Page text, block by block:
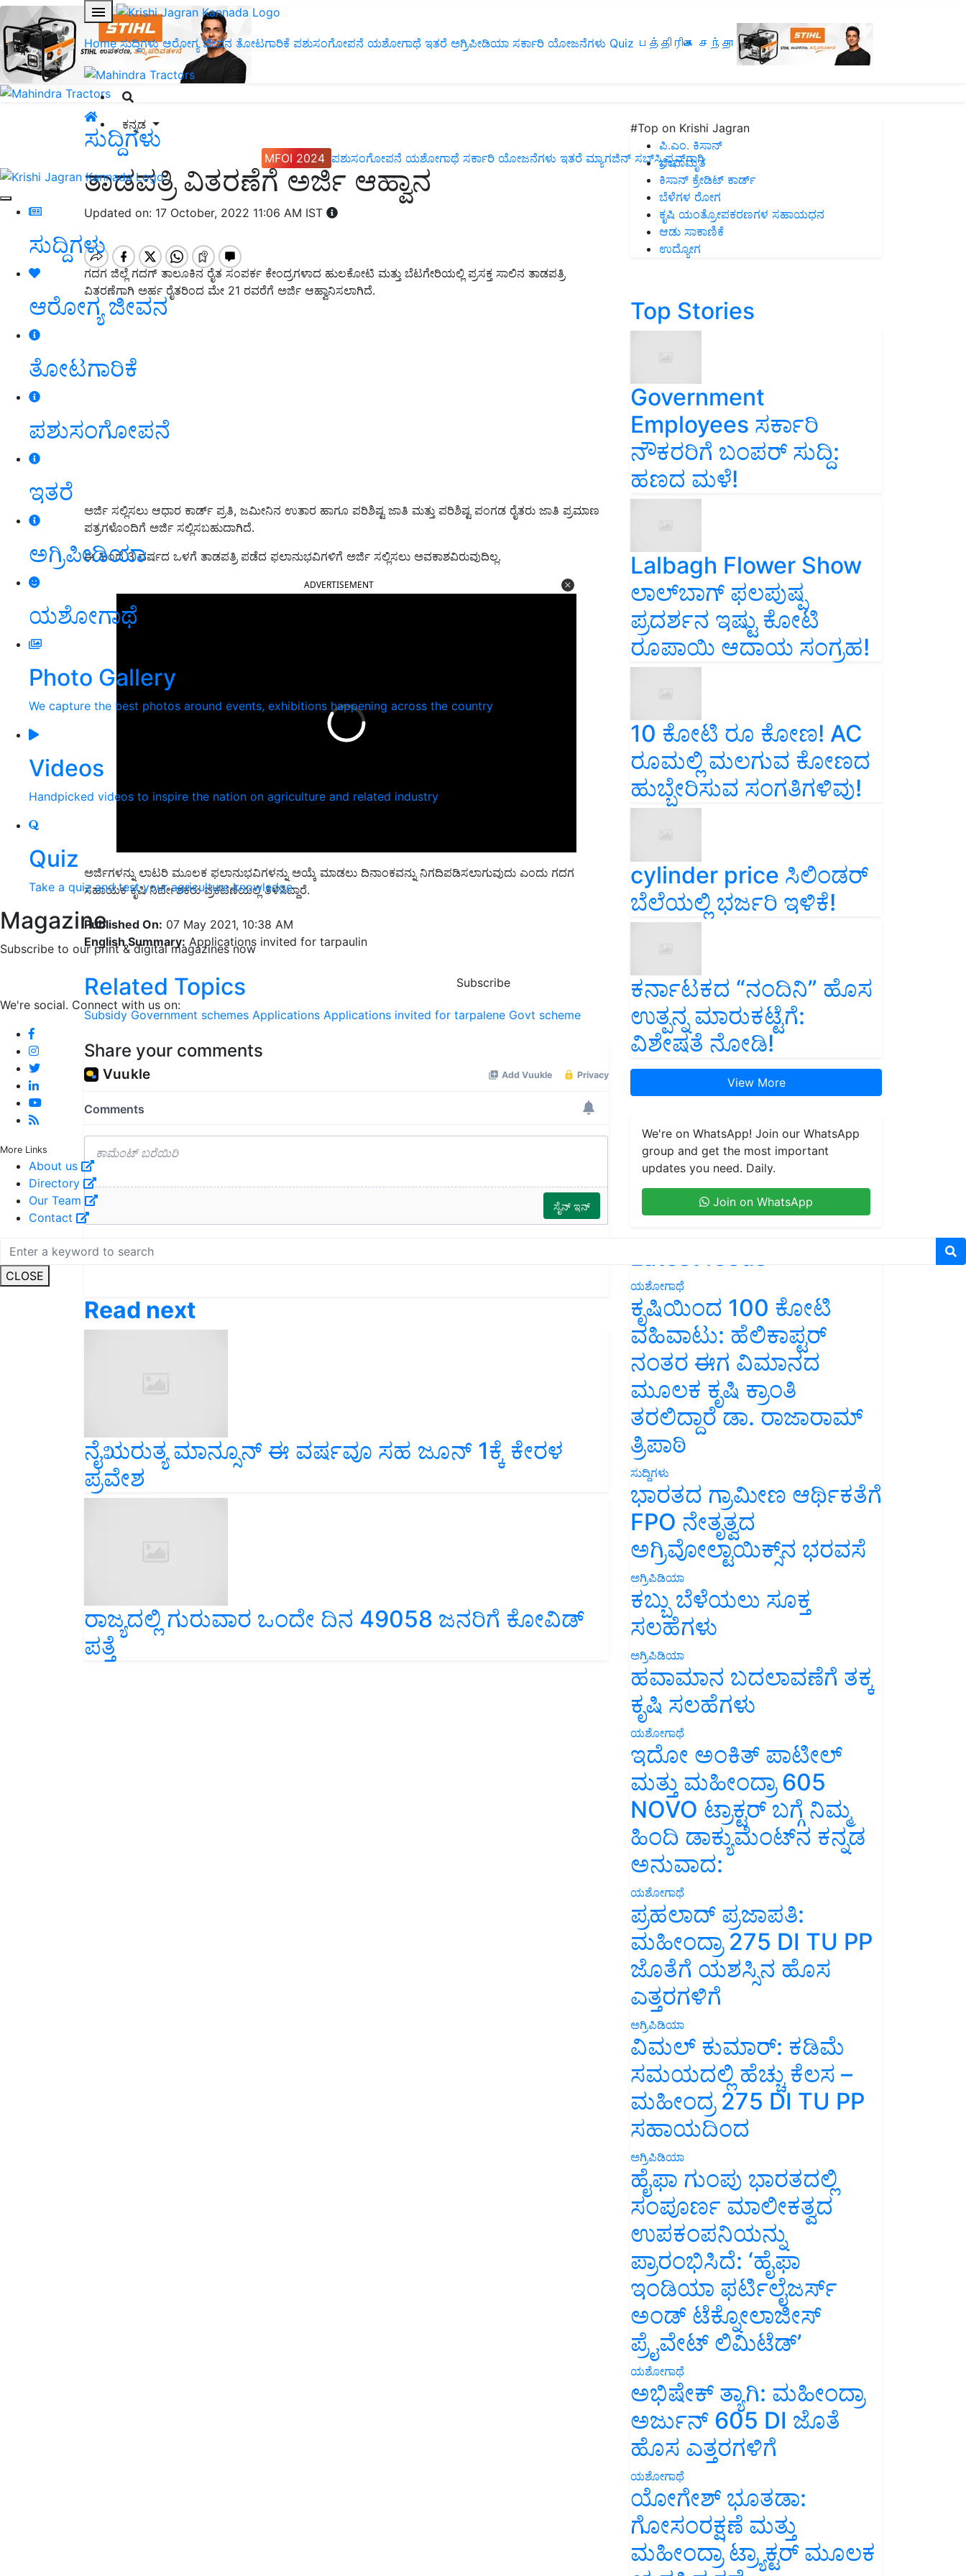
Home ಸುದ್ದಿಗಳು ಆರೋಗ್ಯ ಜೀವನ ತೋಟಗಾರಿಕೆ ಪಶುಸಂಗೋಪನೆ ಯಶೋಗಾಥೆ ಇತರೆ ಅಗ್ರಿಪೀಡಿಯಾ ಸರ್ಕಾರಿ ಯೋಜನೆಗಳು Quiz பத்திரிகை சந்தா
ಕನ್ನಡ
MFOI 2024 ಪಶುಸಂಗೋಪನೆ ಯಶೋಗಾಥೆ ಸರ್ಕಾರಿ ಯೋಜನೆಗಳು ಇತರೆ ಮ್ಯಾಗಜಿನ್‌ ಸಬ್‌ಸ್ಕ್ರಿಪ್ಷನ್‌ಗಾಗಿ
ಸುದ್ದಿಗಳು
ಆರೋಗ್ಯ ಜೀವನ
ತೋಟಗಾರಿಕೆ
ಪಶುಸಂಗೋಪನೆ
ಇತರೆ
ಅಗ್ರಿಪೀಡಿಯಾ
ಯಶೋಗಾಥೆ
Photo Gallery
We capture the best photos around events, exhibitions happening across the country
Videos
Handpicked videos to inspire the nation on agriculture and related industry
Quiz
Take a quiz and test your agriculture knowledge
Magazine
Subscribe to our print & digital magazines now
Subscribe
We're social. Connect with us on:
More Links
About us
Directory
Our Team
Contact
CLOSE
ಸುದ್ದಿಗಳು
ತಾಡಪತ್ರಿ ವಿತರಣೆಗೆ ಅರ್ಜಿ ಆಹ್ವಾನ
Updated on: 17 October, 2022 11:06 AM IST
ಗದಗ ಜಿಲ್ಲೆ ಗದಗ್ ತಾಲೂಕಿನ ರೈತ ಸಂಪರ್ಕ ಕೇಂದ್ರಗಳಾದ ಹುಲಕೋಟಿ ಮತ್ತು ಬೆಟಗೇರಿಯಲ್ಲಿ ಪ್ರಸಕ್ತ ಸಾಲಿನ ತಾಡಪತ್ರಿ
ವಿತರಣೆಗಾಗಿ ಅರ್ಹ ರೈತರಿಂದ ಮೇ 21 ರವರೆಗೆ ಅರ್ಜಿ ಆಹ್ವಾನಿಸಲಾಗಿದೆ.
ಅರ್ಜಿ ಸಲ್ಲಿಸಲು ಆಧಾರ ಕಾರ್ಡ್ ಪ್ರತಿ, ಜಮೀನಿನ ಉತಾರ ಹಾಗೂ ಪರಿಶಿಷ್ಟ ಜಾತಿ ಮತ್ತು ಪರಿಶಿಷ್ಟ ಪಂಗಡ ರೈತರು ಜಾತಿ ಪ್ರಮಾಣ
ಪತ್ರಗಳೊಂದಿಗೆ ಅರ್ಜಿ ಸಲ್ಲಿಸಬಹುದಾಗಿದೆ.
ಈ ಹಿಂದೆ 3 ವರ್ಷದ ಒಳಗೆ ತಾಡಪತ್ರಿ ಪಡೆದ ಫಲಾನುಭವಿಗಳಿಗೆ ಅರ್ಜಿ ಸಲ್ಲಿಸಲು ಅವಕಾಶವಿರುವುದಿಲ್ಲ.
ADVERTISEMENT
ಅರ್ಜಿಗಳನ್ನು ಲಾಟರಿ ಮೂಲಕ ಫಲಾನುಭವಿಗಳನ್ನು ಅಯ್ಕೆ ಮಾಡಲು ದಿನಾಂಕವನ್ನು ನಿಗದಿಪಡಿಸಲಾಗುವುದು ಎಂದು ಗದಗ
ಸಹಾಯಕ ಕೃಷಿ ನಿರ್ದೇಶಕರು ಪ್ರಕಟಣೆಯಲ್ಲಿ ತಿಳಿಸಿದ್ದಾರೆ.
Published On: 07 May 2021, 10:38 AM
English Summary: Applications invited for tarpaulin
Related Topics
Subsidy Government schemes Applications Applications invited for tarpalene Govt scheme
Share your comments
Read next
ನೈಋರುತ್ಯ ಮಾನ್ಸೂನ್ ಈ ವರ್ಷವೂ ಸಹ ಜೂನ್ 1ಕ್ಕೆ ಕೇರಳ
ಪ್ರವೇಶ
ರಾಜ್ಯದಲ್ಲಿ ಗುರುವಾರ ಒಂದೇ ದಿನ 49058 ಜನರಿಗೆ ಕೋವಿಡ್
ಪತ್ತೆ
#Top on Krishi Jagran
ಪಿ.ಎಂ. ಕಿಸಾನ್
ಜೀವಾಮೃತ
ಕಿಸಾನ್ ಕ್ರೇಡಿಟ್ ಕಾರ್ಡ್
ಬೆಳೆಗಳ ರೋಗ
ಕೃಷಿ ಯಂತ್ರೋಪಕರಣಗಳ ಸಹಾಯಧನ
ಆಡು ಸಾಕಾಣಿಕೆ
ಉದ್ಯೋಗ
Top Stories
Government
Employees ಸರ್ಕಾರಿ
ನೌಕರರಿಗೆ ಬಂಪರ್‌ ಸುದ್ದಿ:
ಹಣದ ಮಳೆ!
Lalbagh Flower Show
ಲಾಲ್‌ಬಾಗ್ ಫಲಪುಷ್ಪ
ಪ್ರದರ್ಶನ ಇಷ್ಟು ಕೋಟಿ
ರೂಪಾಯಿ ಆದಾಯ ಸಂಗ್ರಹ!
10 ಕೋಟಿ ರೂ ಕೋಣ! AC
ರೂಮಲ್ಲಿ ಮಲಗುವ ಕೋಣದ
ಹುಬ್ಬೇರಿಸುವ ಸಂಗತಿಗಳಿವು!
cylinder price ಸಿಲಿಂಡರ್‌
ಬೆಲೆಯಲ್ಲಿ ಭರ್ಜರಿ ಇಳಿಕೆ!
ಕರ್ನಾಟಕದ “ನಂದಿನಿ” ಹೊಸ
ಉತ್ಪನ್ನ ಮಾರುಕಟ್ಟೆಗೆ:
ವಿಶೇಷತೆ ನೋಡಿ!
View More
We're on WhatsApp! Join our WhatsApp
group and get the most important
updates you need. Daily.
Join on WhatsApp
Latest feeds
ಯಶೋಗಾಥೆ
ಕೃಷಿಯಿಂದ 100 ಕೋಟಿ
ವಹಿವಾಟು: ಹೆಲಿಕಾಪ್ಟರ್
ನಂತರ ಈಗ ವಿಮಾನದ
ಮೂಲಕ ಕೃಷಿ ಕ್ರಾಂತಿ
ತರಲಿದ್ದಾರೆ ಡಾ. ರಾಜಾರಾಮ್
ತ್ರಿಪಾಠಿ
ಸುದ್ದಿಗಳು
ಭಾರತದ ಗ್ರಾಮೀಣ ಆರ್ಥಿಕತೆಗೆ
FPO ನೇತೃತ್ವದ
ಅಗ್ರಿವೋಲ್ಟಾಯಿಕ್ಸ್‌ನ ಭರವಸೆ
ಅಗ್ರಿಪಿಡಿಯಾ
ಕಬ್ಬು ಬೆಳೆಯಲು ಸೂಕ್ತ
ಸಲಹೆಗಳು
ಅಗ್ರಿಪಿಡಿಯಾ
ಹವಾಮಾನ ಬದಲಾವಣೆಗೆ ತಕ್ಕ
ಕೃಷಿ ಸಲಹೆಗಳು
ಯಶೋಗಾಥೆ
ಇದೋ ಅಂಕಿತ್ ಪಾಟೀಲ್
ಮತ್ತು ಮಹೀಂದ್ರಾ 605
NOVO ಟ್ರಾಕ್ಟರ್ ಬಗ್ಗೆ ನಿಮ್ಮ
ಹಿಂದಿ ಡಾಕ್ಯುಮೆಂಟ್‌ನ ಕನ್ನಡ
ಅನುವಾದ:
ಯಶೋಗಾಥೆ
ಪ್ರಹಲಾದ್ ಪ್ರಜಾಪತಿ:
ಮಹೀಂದ್ರಾ 275 DI TU PP
ಜೊತೆಗೆ ಯಶಸ್ಸಿನ ಹೊಸ
ಎತ್ತರಗಳಿಗೆ
ಅಗ್ರಿಪಿಡಿಯಾ
ವಿಮಲ್ ಕುಮಾರ್: ಕಡಿಮೆ
ಸಮಯದಲ್ಲಿ ಹೆಚ್ಚು ಕೆಲಸ –
ಮಹೀಂದ್ರ 275 DI TU PP
ಸಹಾಯದಿಂದ
ಅಗ್ರಿಪಿಡಿಯಾ
ಹೈಫಾ ಗುಂಪು ಭಾರತದಲ್ಲಿ
ಸಂಪೂರ್ಣ ಮಾಲೀಕತ್ವದ
ಉಪಕಂಪನಿಯನ್ನು
ಪ್ರಾರಂಭಿಸಿದೆ: ‘ಹೈಫಾ
ಇಂಡಿಯಾ ಫರ್ಟಿಲೈಜರ್ಸ್
ಅಂಡ್ ಟೆಕ್ನೋಲಾಜೀಸ್
ಪ್ರೈವೇಟ್ ಲಿಮಿಟೆಡ್’
ಯಶೋಗಾಥೆ
ಅಭಿಷೇಕ್ ತ್ಯಾಗಿ: ಮಹೀಂದ್ರಾ
ಅರ್ಜುನ್ 605 DI ಜೊತೆ
ಹೊಸ ಎತ್ತರಗಳಿಗೆ
ಯಶೋಗಾಥೆ
ಯೋಗೇಶ್ ಭೂತಡಾ:
ಗೋಸಂರಕ್ಷಣೆ ಮತ್ತು
ಮಹೀಂದ್ರಾ ಟ್ರ್ಯಾಕ್ಟರ್ ಮೂಲಕ